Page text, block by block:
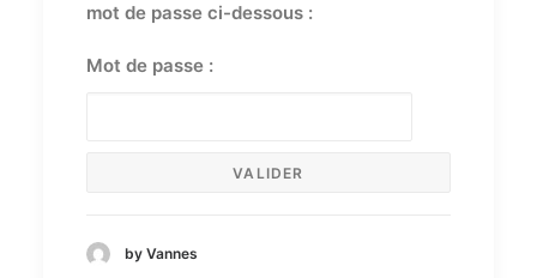
mot de passe ci-dessous :
Mot de passe :
by Vannes